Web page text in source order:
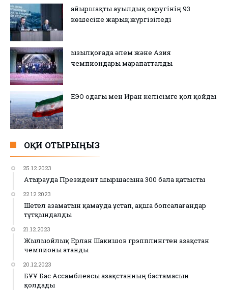
Қайыршақты ауылдық округінің 93
көшесіне жарық жүргізіледі
Қызылқоғада әлем және Азия
чемпиондары марапатталды
ЕЭО одағы мен Иран келісімге қол қойды
ОҚИ ОТЫРЫҢЫЗ
25.12.2023
Атырауда Президент шыршасына 300 бала қатысты
22.12.2023
Шетел азаматын қамауда ұстап, ақша бопсалағандар
тұтқындалды
21.12.2023
Жылыойлық Ерлан Шакишов грэпплингтен Қазақстан
чемпионы атанды
20.12.2023
БҰҰ Бас Ассамблеясы Қазақстанның бастамасын
қолдады